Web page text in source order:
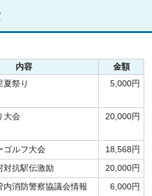
内容
金額
夏祭り 5,000円
大会 20,000円
ゴルフ大会 18,568円
対抗駅伝激励 20,000円
内消防警察協議会情報
6,000円